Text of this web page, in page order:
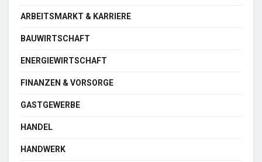
ARBEITSMARKT & KARRIERE
BAUWIRTSCHAFT
ENERGIEWIRTSCHAFT
FINANZEN & VORSORGE
GASTGEWERBE
HANDEL
HANDWERK